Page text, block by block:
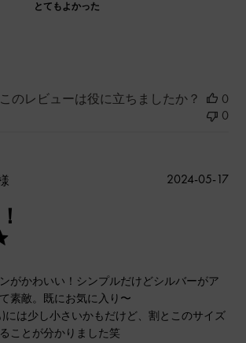
とてもよかった
このレビューは役に立ちましたか？
0
0
がかわいい！シンプルだけどシルバーがア
素敵。既にお気に入り〜
には少し小さいかもだけど、割とこのサイズ
ことが分かりました笑
公
2024-05-17